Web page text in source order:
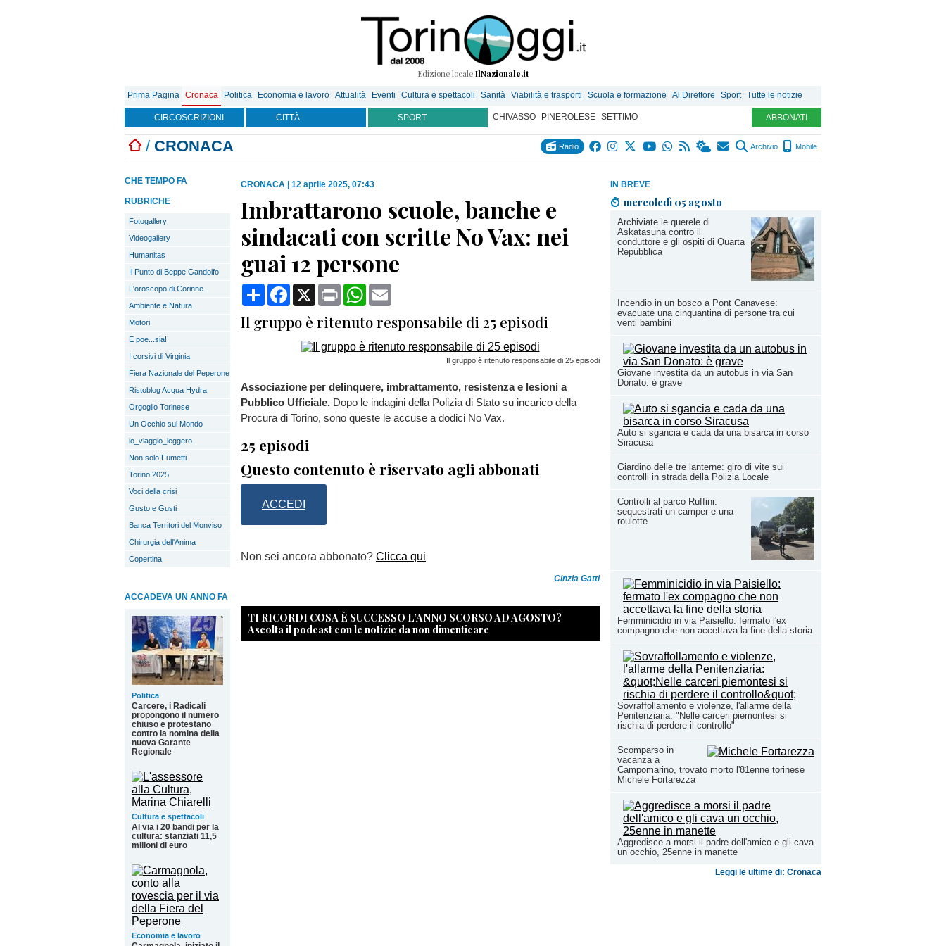
Edizione locale IlNazionale.it
Prima Pagina Cronaca Politica Economia e lavoro Attualità Eventi Cultura e spettacoli Sanità Viabilità e trasporti Scuola e formazione Al Direttore Sport Tutte le notizie
CIRCOSCRIZIONI CITTÀ SPORT CHIVASSO PINEROLESE SETTIMO ABBONATI
/ CRONACA Radio Archivio Mobile
IN BREVE
mercoledì 05 agosto
Archiviate le querele di
Askatasuna contro il
conduttore e gli ospiti di Quarta
Repubblica
Incendio in un bosco a Pont Canavese:
evacuate una cinquantina di persone tra cui
venti bambini
Giovane investita da un autobus in via San
Donato: è grave
Auto si sgancia e cada da una bisarca in corso
Siracusa
Giardino delle tre lanterne: giro di vite sui
controlli in strada della Polizia Locale
Controlli al parco Ruffini:
sequestrati un camper e una
roulotte
Femminicidio in via Paisiello: fermato l'ex
compagno che non accettava la fine della storia
Sovraffollamento e violenze, l'allarme della
Penitenziaria: "Nelle carceri piemontesi si
rischia di perdere il controllo"
Scomparso in
vacanza a
Campomarino, trovato morto l'81enne torinese
Michele Fortarezza
Aggredisce a morsi il padre dell'amico e gli cava
un occhio, 25enne in manette
Leggi le ultime di: Cronaca
CHE TEMPO FA
RUBRICHE
Fotogallery
Videogallery
Humanitas
Il Punto di Beppe Gandolfo
L'oroscopo di Corinne
Ambiente e Natura
Motori
E poe...sia!
I corsivi di Virginia
Fiera Nazionale del Peperone
Ristoblog Acqua Hydra
Orgoglio Torinese
Un Occhio sul Mondo
io_viaggio_leggero
Non solo Fumetti
Torino 2025
Voci della crisi
Gusto e Gusti
Banca Territori del Monviso
Chirurgia dell'Anima
Copertina
ACCADEVA UN ANNO FA
Politica
Carcere, i Radicali
propongono il numero
chiuso e protestano
contro la nomina della
nuova Garante
Regionale
Cultura e spettacoli
Al via i 20 bandi per la
cultura: stanziati 11,5
milioni di euro
Economia e lavoro
CRONACA 12 aprile 2025, 07:43
Imbrattarono scuole, banche e
sindacati con scritte No Vax: nei
guai 12 persone
CondividiFacebook
X Print WhatsApp
Il gruppo è ritenuto responsabile di 25 episodi
Il gruppo è ritenuto responsabile di 25 episodi
Associazione per delinquere, imbrattamento, resistenza e lesioni a
Pubblico Ufficiale. Dopo le indagini della Polizia di Stato su incarico della
Procura di Torino, sono queste le accuse a dodici No Vax.
25 episodi
Questo contenuto è riservato agli abbonati
ACCEDI
Non sei ancora abbonato? Clicca qui
Cinzia Gatti
TI RICORDI COSA È SUCCESSO L’ANNO SCORSO AD AGOSTO?
Ascolta il podcast con le notizie da non dimenticare